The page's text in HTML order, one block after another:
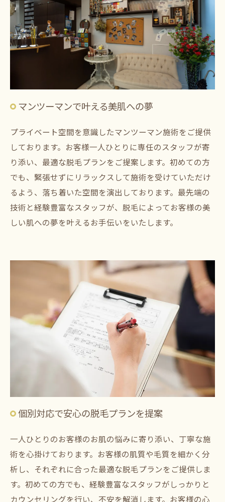
マンツーマンで叶える美肌への夢
プライベート空間を意識したマンツーマン施術をご提供
しております。お客様一人ひとりに専任のスタッフが寄
り添い、最適な脱毛プランをご提案します。初めての方
でも、緊張せずにリラックスして施術を受けていただけ
るよう、落ち着いた空間を演出しております。最先端の
技術と経験豊富なスタッフが、脱毛によってお客様の美
しい肌への夢を叶えるお手伝いをいたします。
個別対応で安心の脱毛プランを提案
一人ひとりのお客様のお肌の悩みに寄り添い、丁寧な施
術を心掛けております。お客様の肌質や毛質を細かく分
析し、それぞれに合った最適な脱毛プランをご提供しま
す。初めての方でも、経験豊富なスタッフがしっかりと
カウンセリングを行い、不安を解消します。お客様の心